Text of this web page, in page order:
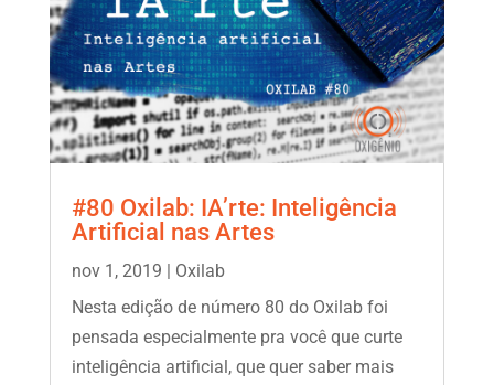
#80 Oxilab: IA’rte: Inteligência
Artificial nas Artes
nov 1, 2019 | Oxilab
Nesta edição de número 80 do Oxilab foi
pensada especialmente pra você que curte
inteligência artificial, que quer saber mais